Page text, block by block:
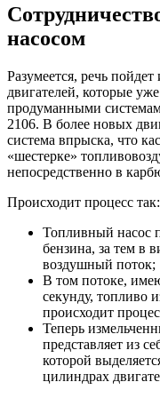
насосом
Разумеется, речь
двигателей, которые
продуманными
2106. В более новых
система впрыска, что
«шестерке»
непосредственно в
Происходит процесс так:
Топливный насос
бензина, за тем в
воздушный поток;
В том потоке,
секунду, топливо
происходит
Теперь
представляет из
которой
цилиндрах